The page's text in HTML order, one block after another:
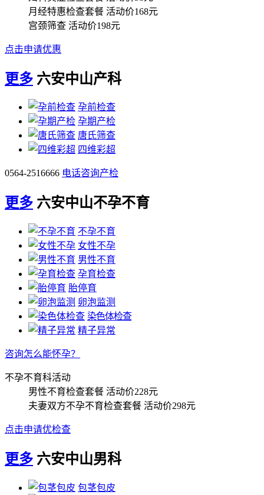
月经特惠检查套餐 活动价168元
宫颈筛查 活动价198元
点击申请优惠
更多 六安中山产科
孕前检查
孕期产检
唐氏筛查
四维彩超
0564-2516666 电话咨询产检
更多 六安中山不孕不育
不孕不育
女性不孕
男性不育
孕育检查
胎停育
卵泡监测
染色体检查
精子异常
咨询怎么能怀孕？
不孕不育科活动
男性不育检查套餐 活动价228元
夫妻双方不孕不育检查套餐 活动价298元
点击申请优检查
更多 六安中山男科
包茎包皮